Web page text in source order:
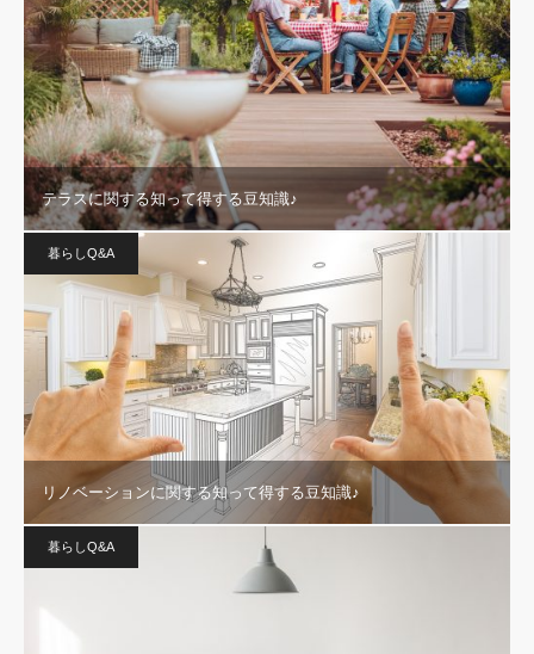
テラスに関する知って得する豆知識♪
暮らしQ&A
リノベーションに関する知って得する豆知識♪
暮らしQ&A